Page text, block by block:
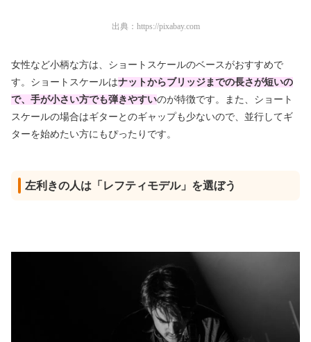
出典： https://pixabay.com
女性など小柄な方は、ショートスケールのベースがおすすめで
す。ショートスケールはナットからブリッジまでの長さが短いの
で、手が小さい方でも弾きやすいのが特徴です。また、ショート
スケールの場合はギターとのギャップも少ないので、並行してギ
ターを始めたい方にもぴったりです。
左利きの人は「レフティモデル」を選ぼう